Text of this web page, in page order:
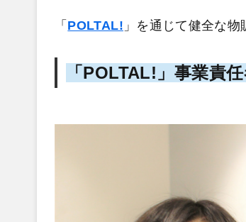
「 POLTAL! 」を通じて健全な物
「POLTAL!」事業責